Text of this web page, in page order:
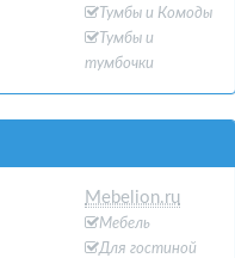
Тумбы и Комоды
Тумбы и
тумбочки
Mebelion.ru
Мебель
Для гостиной